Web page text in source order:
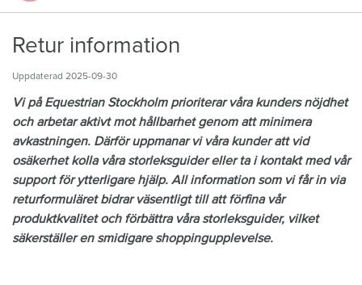
Retur information
Uppdaterad 2025-09-30
Vi på Equestrian Stockholm prioriterar våra kunders nöjdhet
och arbetar aktivt mot hållbarhet genom attminimera
avkastningen. Därför uppmanar vi våra kunder att vid
osäkerhet kolla våra storleksguider eller ta i kontakt med vår
support för ytterligare hjälp. All information som vi får in via
returformuläret bidrar väsentligt till att förfina vår
produktkvalitet och förbättra våra storleksguider, vilket
säkerställer en smidigare shoppingupplevelse.